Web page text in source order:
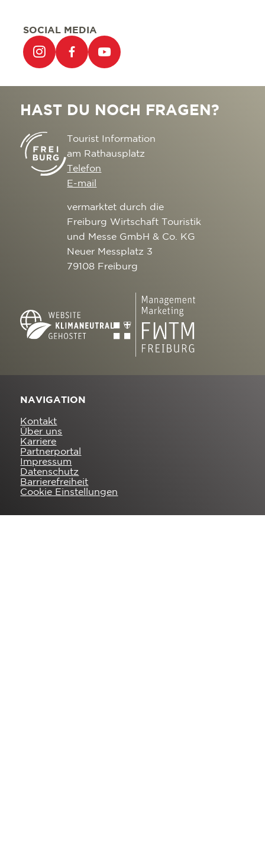
SOCIAL MEDIA
HAST DU NOCH FRAGEN?
Tourist Information
am Rathausplatz
Telefon
E-mail
vermarktet durch die
Freiburg Wirtschaft Touristik
und Messe GmbH & Co. KG
Neuer Messplatz 3
79108 Freiburg
NAVIGATION
Kontakt
Über uns
Karriere
Partnerportal
Impressum
Datenschutz
Barrierefreiheit
Cookie Einstellungen